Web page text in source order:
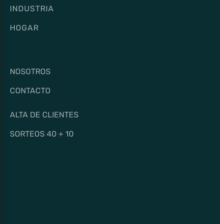
INDUSTRIA
HOGAR
NOSOTROS
CONTACTO
ALTA DE CLIENTES
SORTEOS 40 + 10